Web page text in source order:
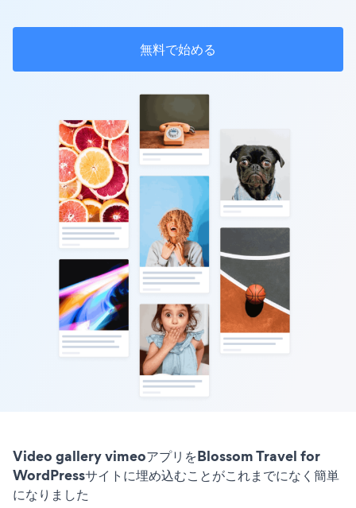
無料で始める
Video gallery vimeoアプリをBlossom Travel for
WordPressサイトに埋め込むことがこれまでになく簡単
になりました